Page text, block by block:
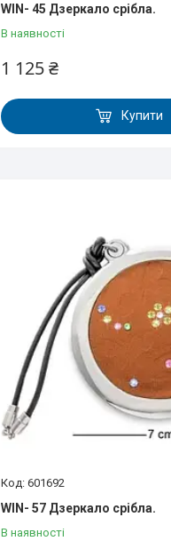
WIN- 45 Дзеркало срібла.
В наявності
1 125 ₴
Купити
601692
WIN- 57 Дзеркало срібла.
В наявності